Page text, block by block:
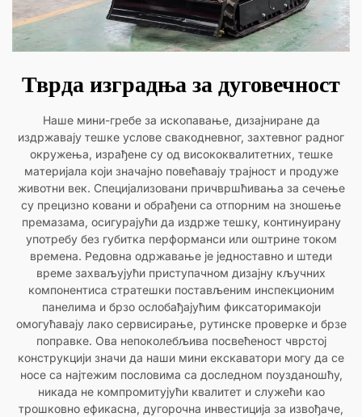
Тврда изградња за дуговечност
Наше мини-гребе за ископавање, дизајниране да
издржавају тешке услове свакодневног, захтевног радног
окружења, израђене су од висококвалитетних, тешке
материјала који значајно повећавају трајност и продуже
животни век. Специјализовани причвршћивања за сечење
су прецизно ковани и обрађени са отпорним на зношење
премазама, осигурајући да издрже тешку, континуирану
употребу без губитка перформанси или оштрине током
времена. Редовна одржавање је једноставно и штеди
време захваљујући приступачном дизајну кључних
компонентиса стратешки постављеним инспекционим
панелима и брзо ослобађајућим фиксаторимакоји
омогућавају лако сервисирање, рутинске проверке и брзе
поправке. Ова непоколебљива посвећеност чврстој
конструкцији значи да наши мини екскаватори могу да се
носе са најтежим пословима са доследном поузданошћу,
никада не компромитујући квалитет и служећи као
трошковно ефикасна, дугорочна инвестиција за извођаче,